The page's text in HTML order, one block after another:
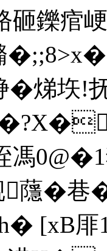
砸鑠痯
�焍垁!
0@�1
蘟� 巷
[xB厞